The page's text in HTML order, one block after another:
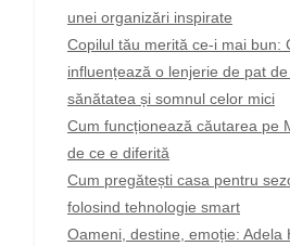
unei organizări inspirate
Copilul tău merită ce-i mai bun:
influențează o lenjerie de pat
sănătatea și somnul celor mici
Cum funcționează căutarea pe
de ce e diferită
Cum pregătești casa pentru
folosind tehnologie smart
Oameni, destine, emoție: Adela